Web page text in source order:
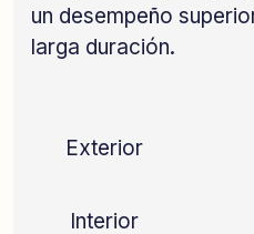
un desempeño
larga duración.